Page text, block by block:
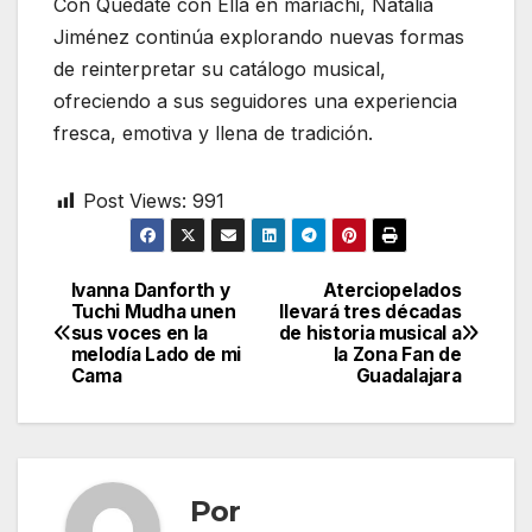
Con Quédate con Ella en mariachi, Natalia
Jiménez continúa explorando nuevas formas
de reinterpretar su catálogo musical,
ofreciendo a sus seguidores una experiencia
fresca, emotiva y llena de tradición.
Post Views: 991
Navegación
de
Aterciopelados
llevará tres décadas
de historia musical a
la Zona Fan de
Guadalajara
Ivanna Danforth y
Tuchi Mudha unen
sus voces en la
melodía Lado de mi
Cama
Por